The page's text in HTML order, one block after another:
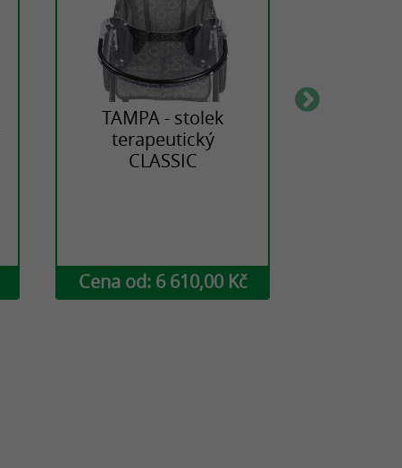
TAMPA - stolek
terapeutický
CLASSIC
Cena od: 6 610,00 Kč